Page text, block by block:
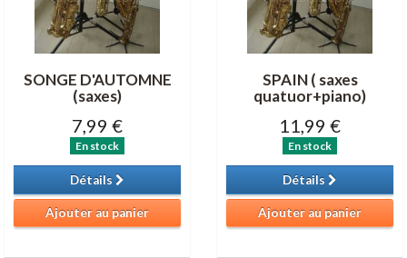
SONGE D'AUTOMNE
(saxes)
7,99 €
En stock
Détails
Ajouter au panier
SPAIN ( saxes
quatuor+piano)
11,99 €
En stock
Détails
Ajouter au panier